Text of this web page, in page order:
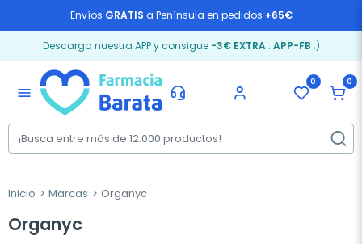
Envíos GRATIS a Península en pedidos +65€
Descarga nuestra APP y consigue -3€ EXTRA: APP-FB ;)
menu
0 0
Inicio Marcas Organyc
Organyc